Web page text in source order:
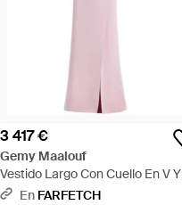
3 417 €
Gemy Maalouf
Vestido Largo Con Cuello En V Y
Detalle De Cuentas - Rosa
En FARFETCH